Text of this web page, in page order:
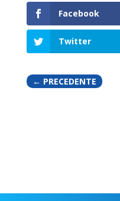
Facebook
Twitter
← PRECEDENTE